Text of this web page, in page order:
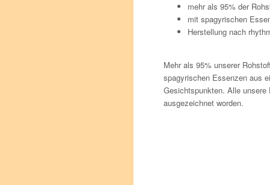
mehr als 95% der
mit spagyrischen
Herstellung nach
Mehr als 95% unserer
spagyrischen Essenzen aus
Gesichtspunkten. Alle
ausgezeichnet worden.